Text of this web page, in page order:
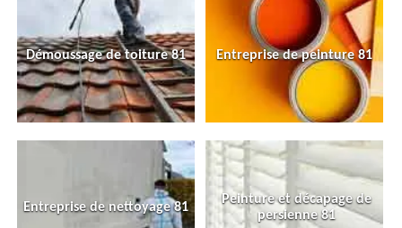
Démoussage de toiture 81 Entreprise de peinture 81
Entreprise de nettoyage 81
Peinture et décapage de
persienne 81